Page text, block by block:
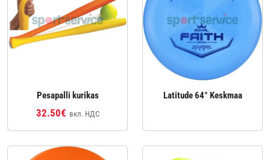
Pesapalli kurikas
32.50€ вкл. НДС
Latitude 64° Keskmaa